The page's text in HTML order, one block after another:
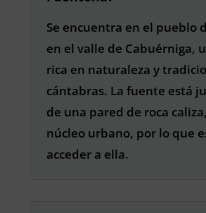
Se encuentra en el pueblo
en el valle de Cabuérniga,
rica en naturaleza y
cántabras. La fuente está
de una pared de roca
núcleo urbano, por lo que
acceder a ella.